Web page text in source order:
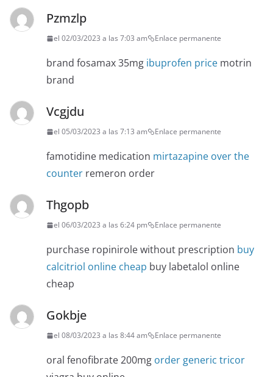
Pzmzlp
el 02/03/2023 a las 7:03 am Enlace permanente
brand fosamax 35mg ibuprofen price motrin
brand
Vcgjdu
el 05/03/2023 a las 7:13 am Enlace permanente
famotidine medication mirtazapine over the
counter remeron order
Thgopb
el 06/03/2023 a las 6:24 pm Enlace permanente
purchase ropinirole without prescription buy
calcitriol online cheap buy labetalol online
cheap
Gokbje
el 08/03/2023 a las 8:44 am Enlace permanente
oral fenofibrate 200mg order generic tricor